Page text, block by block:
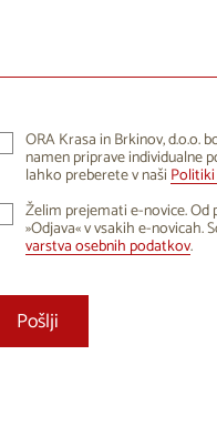
17
18 19 20 21
24
25 26 27
1 2 3 4
ORA Krasa in Brkinov, d.o.o.
namen priprave individualne
lahko preberete v naši
Želim prejemati e-novice.
»Odjava« v vsakih e-
varstva osebnih podatkov.